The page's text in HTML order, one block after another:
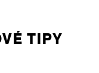
TIPY